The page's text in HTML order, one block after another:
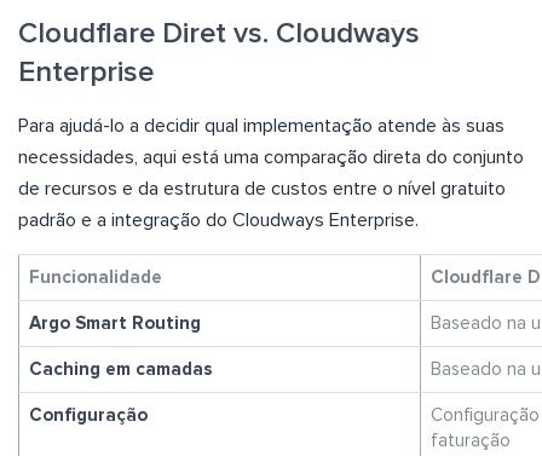
Cloudflare Diret vs. Cloudways
Enterprise
Para ajudá-lo a decidir qual implementação atende às suas
necessidades, aqui está uma comparação direta do conjunto
de recursos e da estrutura de custos entre o nível gratuito
padrão e a integração do Cloudways Enterprise.
Funcionalidade Cloudflare
Argo Smart Routing Baseado na
Caching em camadas Baseado na
Configuração
faturação